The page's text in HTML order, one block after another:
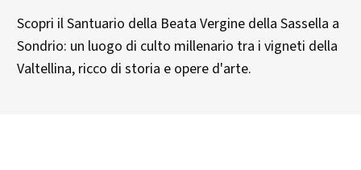
Scopri il Santuario della Beata Vergine della Sassella a
Sondrio: un luogo di culto millenario tra i vigneti della
Valtellina, ricco di storia e opere d'arte.